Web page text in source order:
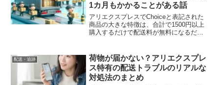
1カ月もかかることがある話
アリエクスプレスでChoiceと表記された
商品の大きな特徴は、合計で1500円以上
購入するだけで配送料が無料になるだけ
ります。現在のアリエクスプレスでは、
Choice...
配送・追跡
荷物が届かない？アリエクスプレ
ス特有の配送トラブルのリアルな
対処法のまとめ